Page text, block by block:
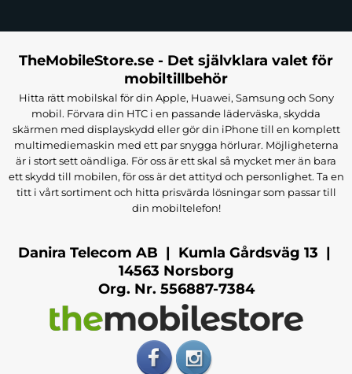
TheMobileStore.se - Det självklara valet för
mobiltillbehör
Hitta rätt mobilskal för din Apple, Huawei, Samsung och Sony
mobil. Förvara din HTC i en passande läderväska, skydda
skärmen med displayskydd eller gör din iPhone till en komplett
multimediemaskin med ett par snygga hörlurar. Möjligheterna
är i stort sett oändliga. För oss är ett skal så mycket mer än bara
ett skydd till mobilen, för oss är det attityd och personlighet. Ta en
titt i vårt sortiment och hitta prisvärda lösningar som passar till
din mobiltelefon!
Danira Telecom AB | Kumla Gårdsväg 13 |
14563 Norsborg
Org. Nr. 556887-7384